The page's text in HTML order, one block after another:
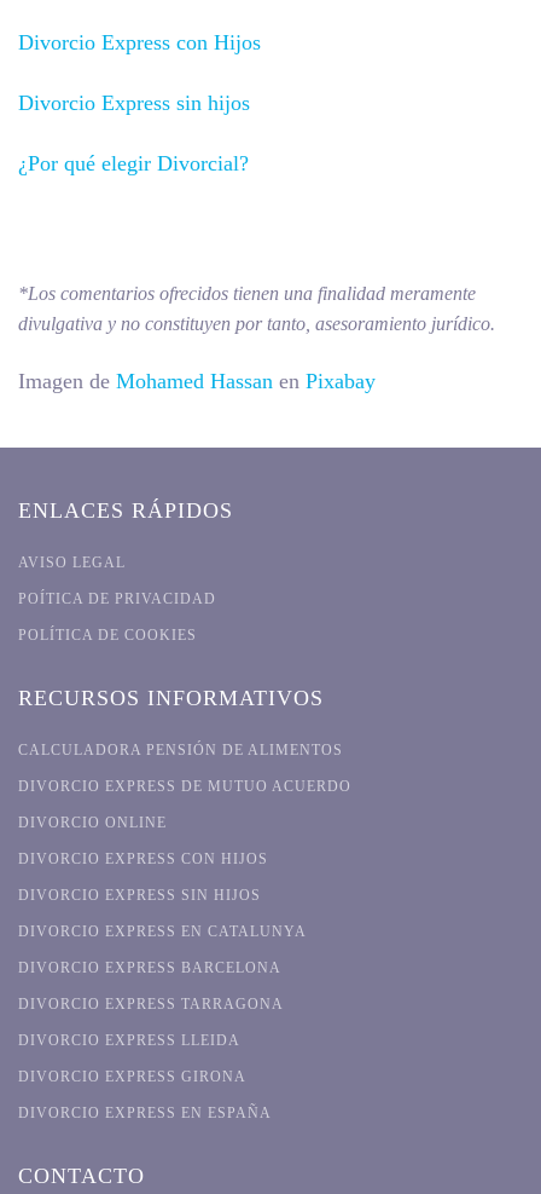
Divorcio Express con Hijos
Divorcio Express sin hijos
¿Por qué elegir Divorcial?
*Los comentarios ofrecidos tienen una finalidad meramente
divulgativa y no constituyen por tanto, asesoramiento jurídico.
Imagen de Mohamed Hassan en Pixabay
ENLACES RÁPIDOS
AVISO LEGAL
POÍTICA DE PRIVACIDAD
POLÍTICA DE COOKIES
RECURSOS INFORMATIVOS
CALCULADORA PENSIÓN DE ALIMENTOS
DIVORCIO EXPRESS DE MUTUO ACUERDO
DIVORCIO ONLINE
DIVORCIO EXPRESS CON HIJOS
DIVORCIO EXPRESS SIN HIJOS
DIVORCIO EXPRESS EN CATALUNYA
DIVORCIO EXPRESS BARCELONA
DIVORCIO EXPRESS TARRAGONA
DIVORCIO EXPRESS LLEIDA
DIVORCIO EXPRESS GIRONA
DIVORCIO EXPRESS EN ESPAÑA
CONTACTO